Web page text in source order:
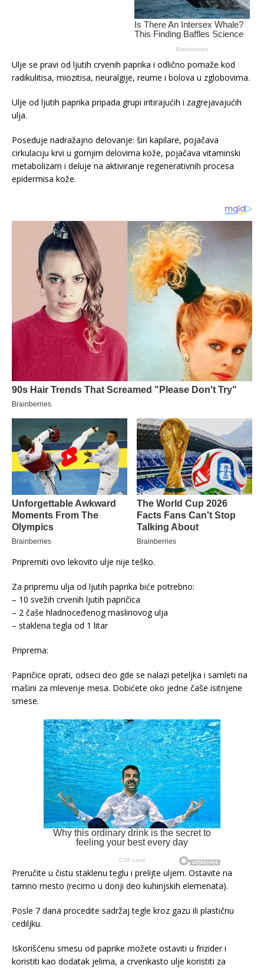
Ulje se pravi od ljutih crvenih paprika i odlično pomaže kod
radikulitisa, miozitisa, neuralgije, reume i bolova u zglobovima.
Ulje od ljutih paprika pripada grupi iritirajućih i zagrejavajućih
ulja.
Poseduje nadražajno delovanje: širi kapilare, pojačava
cirkulaciju krvi u gornjim delovima kože, pojačava vitaminski
metabolizam i deluje na aktiviranje regenerativnih procesa
epidermisa kože.
Pripremiti ovo lekovito ulje nije teško.
Za pripremu ulja od ljutih paprika biće potrebno:
– 10 svežih crvenih ljutih papričica
– 2 čaše hladnoceđenog maslinovog ulja
– staklena tegla od 1 litar
Priprema:
Papričice oprati, odseci deo gde se nalazi peteljka i samleti na
mašini za mlevenje mesa. Dobićete oko jedne čaše isitnjene
smese.
Preručite u čistu staklenu teglu i prelijte uljem. Ostavite na
tamno mesto (recimo u donji deo kuhinjskih elemenata).
Posle 7 dana procedite sadržaj tegle kroz gazu ili plastičnu
cediljku.
Iskorišćenu smesu od paprike možete ostaviti u frizider i
koristiti kao dodatak jelima, a crvenkasto ulje koristiti za